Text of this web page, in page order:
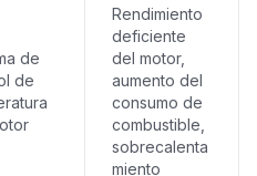
de
de
Rendimiento
deficiente
del motor,
aumento del
consumo de
combustible,
sobrecalenta
miento